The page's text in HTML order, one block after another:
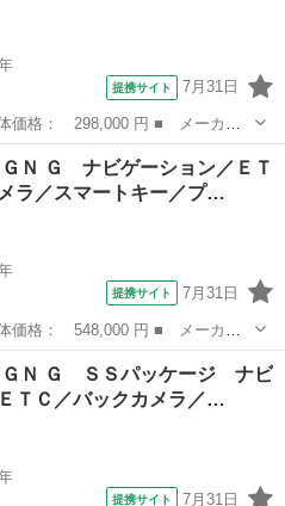
提携サイト 7月31日
ＧＮ ■ グレード名： Ｇ 社外
ュスタート／オートエアコン／社
Ｎ Ｇ ナビゲーション／ＥＴ
ラ／スマートキー／プ…
提携サイト 7月31日
ＧＮ ■ グレード名： Ｇ ナビ
／スマートキー／プッシュスター
ＧＮ Ｇ ＳＳパッケージ ナビ
ＴＣ／バックカメラ／…
提携サイト 7月31日